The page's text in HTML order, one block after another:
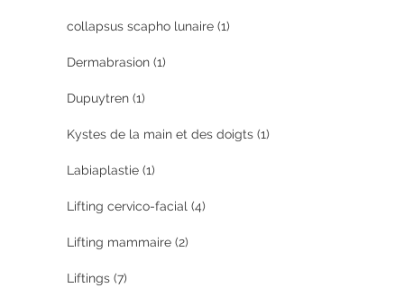
collapsus scapho lunaire (1)
Dermabrasion (1)
Dupuytren (1)
Kystes de la main et des doigts (1)
Labiaplastie (1)
Lifting cervico-facial (4)
Lifting mammaire (2)
Liftings (7)